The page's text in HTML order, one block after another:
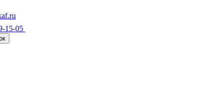
15-05